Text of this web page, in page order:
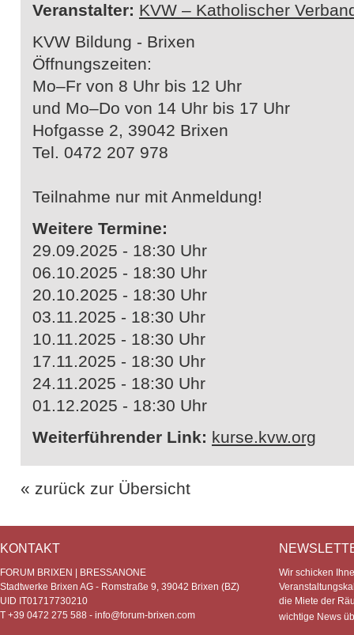
Veranstalter: KVW – Katholischer
KVW Bildung - Brixen
Öffnungszeiten:
Mo–Fr von 8 Uhr bis 12 Uhr
und Mo–Do von 14 Uhr bis 17 Uhr
Hofgasse 2, 39042 Brixen
Tel. 0472 207 978
Teilnahme nur mit Anmeldung!
Weitere Termine:
29.09.2025 - 18:30 Uhr
06.10.2025 - 18:30 Uhr
20.10.2025 - 18:30 Uhr
03.11.2025 - 18:30 Uhr
10.11.2025 - 18:30 Uhr
17.11.2025 - 18:30 Uhr
24.11.2025 - 18:30 Uhr
01.12.2025 - 18:30 Uhr
Weiterführender Link: kurse.kvw.org
« zurück zur Übersicht
KONTAKT
FORUM BRIXEN | BRESSANONE
Stadtwerke Brixen AG - Romstraße 9, 39042 Brixen (BZ)
UID IT01717730210
T +39 0472 275 588 - info@forum-brixen.com
Wir schicken
die Miete der
wichtige News